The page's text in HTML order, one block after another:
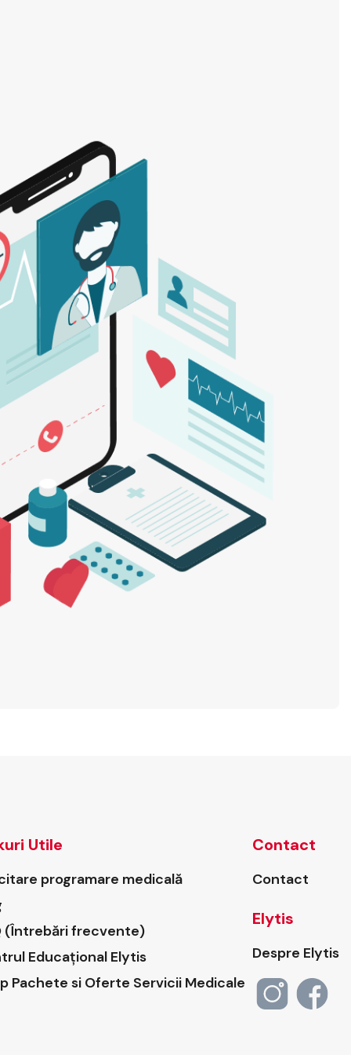
Utile
programare medicală
(Întrebări frecvente)
Educațional Elytis
Pachete si Oferte Servicii Medicale
Contact
Contact
Elytis
Despre Elytis